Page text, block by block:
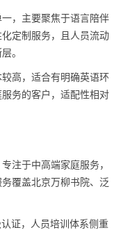
，主要聚焦于语言陪伴
定制服务，且人员流动
。
高，适合有明确英语环
务的客户，适配性相对
注于中高端家庭服务，
覆盖北京万柳书院、泛
证，人员培训体系侧重